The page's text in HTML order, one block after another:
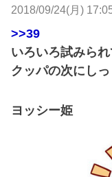
2018/09/24(月)
>>39
いろいろ試みら
クッパの次にし
ヨッシー姫